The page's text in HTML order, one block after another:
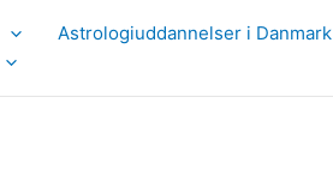
Astrologiuddannelser i Danmark